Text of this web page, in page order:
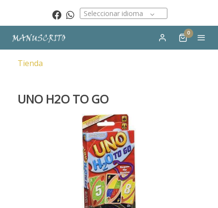
Seleccionar idioma
0
Tienda
UNO H2O TO GO